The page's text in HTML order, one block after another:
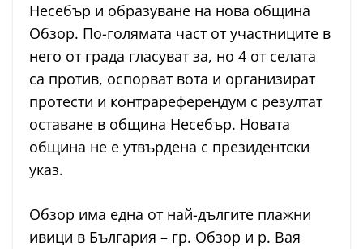
Несебър и образуване на нова община
Обзор. По-голямата част от участниците в
него от града гласуват за, но 4 от селата
са против, оспорват вота и организират
протести и контрареферендум с резултат
оставане в община Несебър. Новата
община не е утвърдена с президентски
указ.
Обзор има една от най-дългите плажни
ивици в България – гр. Обзор и р. Вая